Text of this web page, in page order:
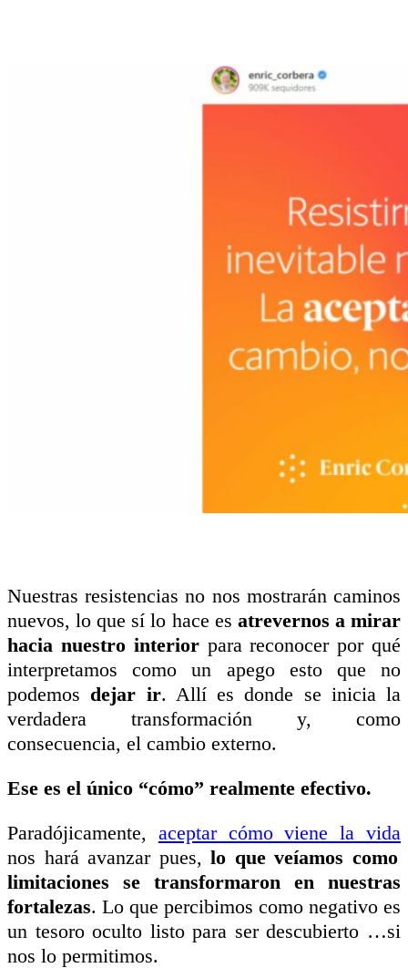
Nuestras resistencias no nos mostrarán caminos
nuevos, lo que sí lo hace es atrevernos a mirar
hacia nuestro interiorpara reconocer por qué
interpretamos como un apego esto que no
podemos dejar ir. Allí es donde se inicia la
verdadera transformación y, como
consecuencia, el cambio externo.
Ese es el único “cómo” realmente efectivo.
Paradójicamente, aceptar cómo viene la vida
nos hará avanzar pues, lo que veíamos como
limitaciones se transformaron en nuestras
fortalezas. Lo que percibimos como negativo es
un tesoro oculto listo para ser descubierto …si
nos lo permitimos.